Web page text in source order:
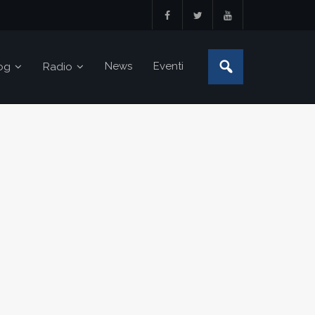
Radio News Eventi